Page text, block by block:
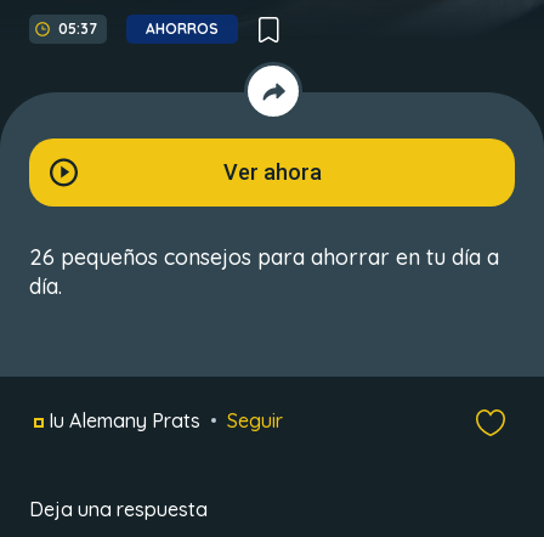
05:37 AHORROS
Ver ahora
26 pequeños consejos para ahorrar en tu día a
día.
Iu Alemany Prats Seguir
Deja una respuesta